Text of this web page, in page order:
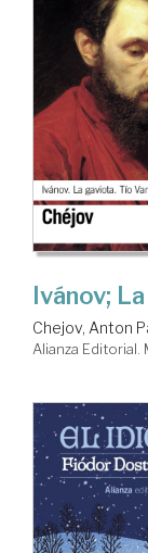
Ivánov;
Chejov, Anton
Alianza Editorial.